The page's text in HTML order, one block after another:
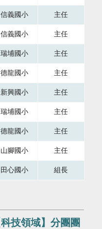
信義國小 主任
信義國小 主任
瑞埔國小 主任
德龍國小 主任
新興國小 主任
瑞埔國小 主任
德龍國小 主任
山腳國小 主任
田心國小 組長
技領域】分團團